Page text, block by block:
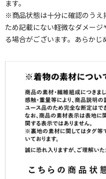
ます。
※商品状態は十分に確認のうえ
ため記載にない軽微なダメー
る場合がございます。あらかじ